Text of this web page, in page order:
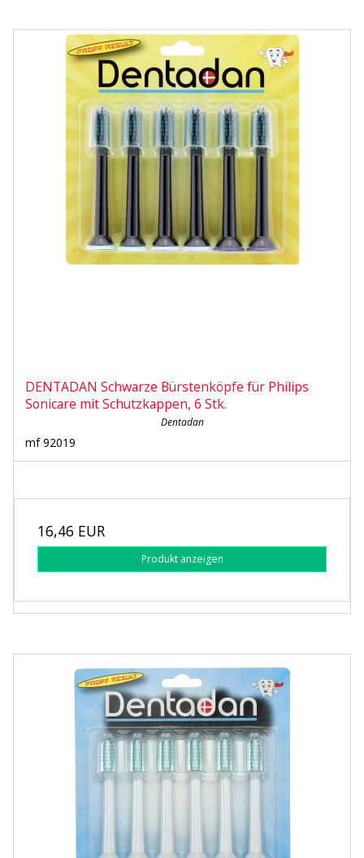
DENTADAN Schwarze Bürstenköpfe für Philips
Sonicare mit Schutzkappen, 6 Stk.
Dentadan
mf 92019
16,46 EUR
Produkt anzeigen